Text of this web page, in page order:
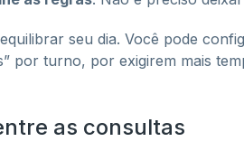
seu dia. Você pode
por turno, por exigirem mais
as consultas